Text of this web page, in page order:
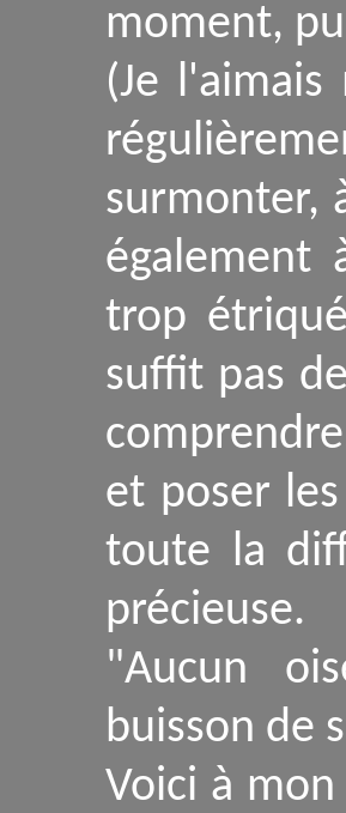
moment,
(Je
surmonter,
également
trop
suffit pas
et poser
toute la
précieuse.
"Aucun
buisson de
Voici à